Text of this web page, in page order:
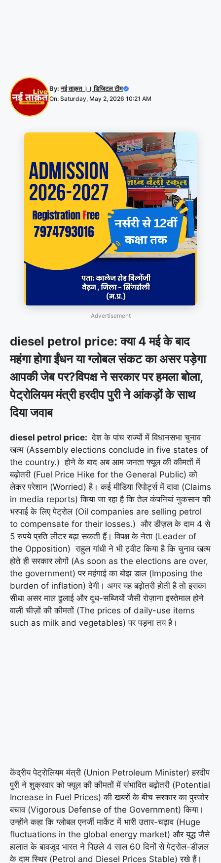
By:नई ताक़त ।। डिजिटल टीम
On: Saturday, May 2, 2026 10:21 AM
Advertisement
diesel petrol price: क्या 4 मई के बाद
महंगा होगा ईंधन या ग्लोबल संकट का असर पड़ेगा
आपकी जेब पर?विपक्ष ने सरकार पर हमला बोला,
पेट्रोलियम मंत्री हरदीप पुरी ने आंकड़ों के साथ
दिया जवाब
diesel petrol price: देश के पांच राज्यों में विधानसभा चुनाव
खत्म (Assembly elections conclude in five states of
the country.) होने के बाद अब आम जनता फ्यूल की कीमतों में
बढ़ोतरी (Fuel Price Hike for the General Public) को
लेकर परेशान (Worried) है। कई मीडिया रिपोर्ट्स में दावा (Claims
in media reports) किया जा रहा है कि तेल कंपनियां नुकसान की
भरपाई के लिए पेट्रोल (Oil companies are selling petrol
to compensate for their losses.) और डीज़ल के दाम 4 से
5 रुपये प्रति लीटर बढ़ा सकती हैं। विपक्ष के नेता (Leader of
the Opposition) राहुल गांधी ने भी ट्वीट किया है कि चुनाव खत्म
होते ही सरकार लोगों (As soon as the elections are over,
the government) पर महंगाई का बोझ डाल (Imposing the
burden of inflation) देगी। अगर यह बढ़ोतरी होती है तो इसका
सीधा असर माल ढुलाई और दूध-सब्जियों जैसी रोज़ाना इस्तेमाल होने
वाली चीज़ों की कीमतों (The prices of daily-use items
such as milk and vegetables) पर पड़ना तय है।
केंद्रीय पेट्रोलियम मंत्री (Union Petroleum Minister) हरदीप
पुरी ने शुक्रवार को फ्यूल की कीमतों में संभावित बढ़ोतरी (Potential
Increase in Fuel Prices) की खबरों के बीच सरकार का पुरजोर
बचाव (Vigorous Defense of the Government) किया।
उन्होंने कहा कि ग्लोबल एनर्जी मार्केट में भारी उतार-चढ़ाव (Huge
fluctuations in the global energy market) और युद्ध जैसे
हालात के बावजूद भारत ने पिछले 4 साल 60 दिनों से पेट्रोल-डीज़ल
के दाम स्थिर (Petrol and Diesel Prices Stable) रखे हैं।